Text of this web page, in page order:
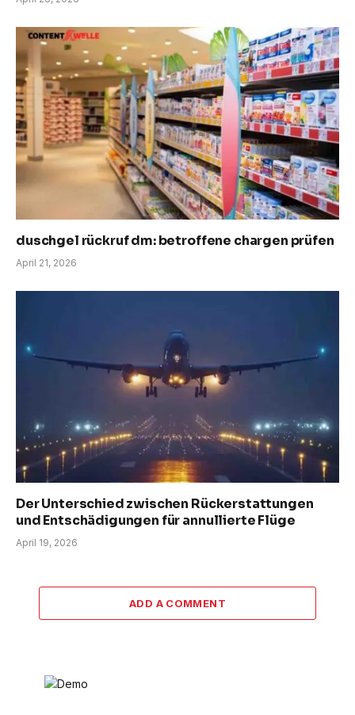
duschgel rückruf dm: betroffene chargen prüfen
April 21, 2026
Der Unterschied zwischen Rückerstattungen
und Entschädigungen für annullierte Flüge
April 19, 2026
ADD A COMMENT